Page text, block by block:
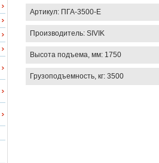
Артикул: ПГА-3500-Е
Производитель: SIVIK
Высота подъема, мм: 1750
Грузоподъемность, кг: 3500